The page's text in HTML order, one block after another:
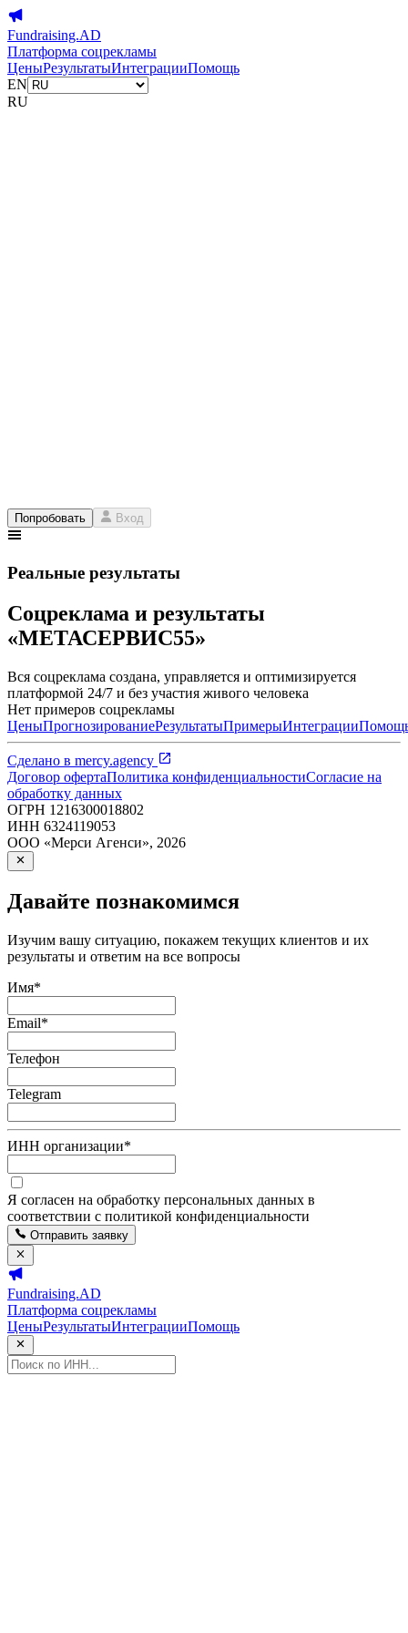
Fundraising.AD
Платформа соцрекламы
ЦеныРезультатыИнтеграцииПомощь
EN
RU
Попробовать Вход
Реальные результаты
Соцреклама и результаты
«МЕТАСЕРВИС55»
Вся соцреклама создана, управляется и оптимизируется
платформой 24/7 и без участия живого человека
Нет примеров соцрекламы
ЦеныПрогнозированиеРезультатыПримерыИнтеграции
Сделано в mercy.agency
Договор офертаПолитика конфиденциальностиСогласие на
обработку данных
ОГРН 1216300018802
ИНН 6324119053
ООО «Мерси Агенси», 2026
Давайте познакомимся
Изучим вашу ситуацию, покажем текущих клиентов и их
результаты и ответим на все вопросы
Имя*
Email*
Телефон
Telegram
ИНН организации*
Я согласен на обработку персональных данных в
соответствии с политикой конфиденциальности
Отправить заявку
Fundraising.AD
Платформа соцрекламы
ЦеныРезультатыИнтеграцииПомощь